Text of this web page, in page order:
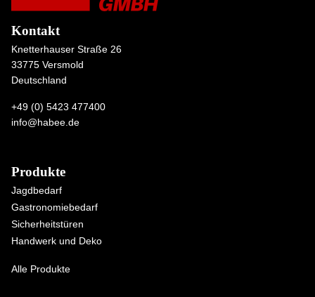
Kontakt
Knetterhauser Straße 26
33775 Versmold
Deutschland
+49 (0) 5423 477400
info@habee.de
Produkte
Jagdbedarf
Gastronomiebedarf
Sicherheitstüren
Handwerk und Deko
Alle Produkte